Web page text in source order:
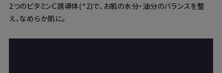
2つのビタミンC誘導体(*2)で、お肌の水分・油分のバランスを整
え、なめらか肌に。